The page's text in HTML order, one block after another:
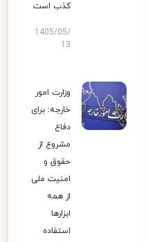
کذب است
1405/05/
13
وزارت امور
خارجه: برای
دفاع
مشروع از
حقوق و
امنیت ملی
از همه
ابزارها
استفاده